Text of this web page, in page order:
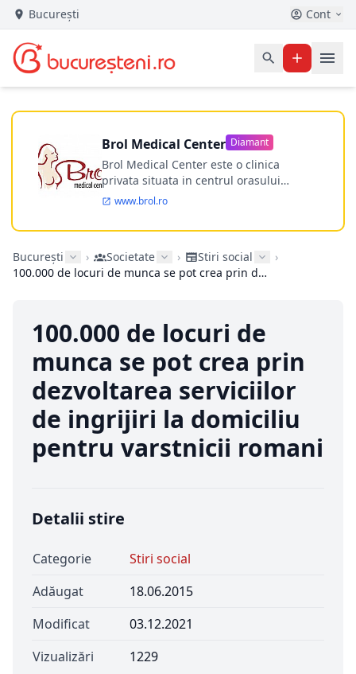
București Cont
Brol Medical Center Diamant
Brol Medical Center este o clinica
privata situata in centrul orasului
Timisoara avand o experienta de
Incepand din anul 2009 clinica isi
ultramodern.
www.brol.ro
București › Societate › Stiri social
›
100.000 de locuri de munca se pot crea prin dezvoltarea serviciilor de ingrijiri la domiciliu pentru varstnicii romani
100.000 de locuri de
munca se pot crea prin
dezvoltarea serviciilor
de ingrijiri la domiciliu
pentru varstnicii romani
Detalii stire
Categorie
Stiri social
Adăugat
18.06.2015
Modificat
03.12.2021
Vizualizări
1229